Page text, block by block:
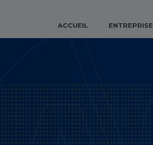
ACCUEIL ENTREPRISE